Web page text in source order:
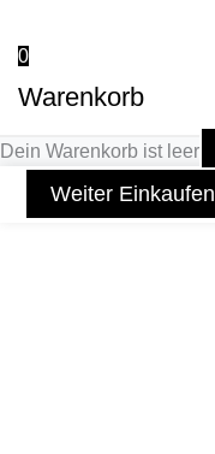
0
Warenkorb
Dein Warenkorb ist leer
Weiter Einkaufen